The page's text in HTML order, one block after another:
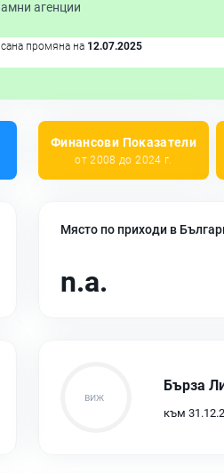
агенции
промяна на 12.07.2025
Финансови Показатели
от 2008 до 2024 г.
Място по приходи в
n.a.
Бърза
към